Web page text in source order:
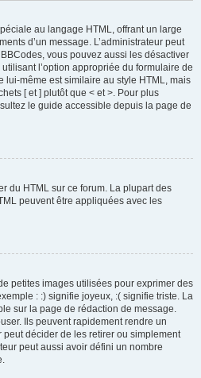
au langage HTML, offrant un large
d’un message. L’administrateur peut
vous pouvez aussi les désactiver
l’option appropriée du formulaire de
lui-même est similaire au style HTML, mais
[ et ] plutôt que < et >. Pour plus
le guide accessible depuis la page de
du HTML sur ce forum. La plupart des
peuvent être appliquées avec les
petites images utilisées pour exprimer des
: :) signifie joyeux, :( signifie triste. La
sur la page de rédaction de message.
Ils peuvent rapidement rendre un
décider de les retirer ou simplement
peut aussi avoir défini un nombre